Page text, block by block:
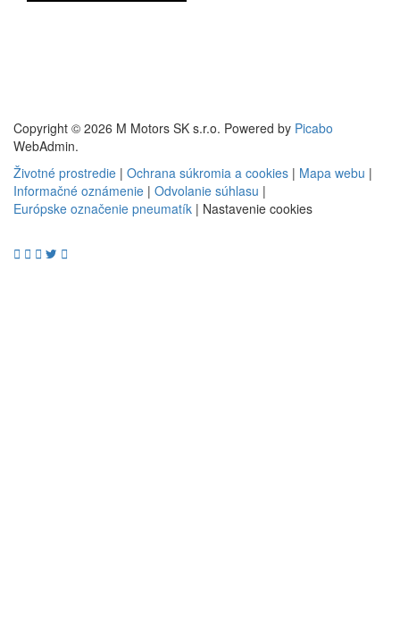
Copyright © 2026 M Motors SK s.r.o. Powered by Picabo
WebAdmin.
Životné prostredie | Ochrana súkromia a cookies | Mapa webu |
Informačné oznámenie | Odvolanie súhlasu |
Európske označenie pneumatík | Nastavenie cookies